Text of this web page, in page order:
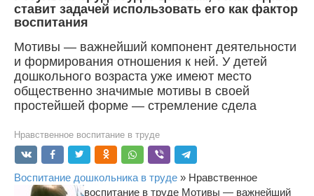
ставит задачей использовать его как фактор
воспитания
Мотивы — важнейший компонент деятельности
и формирования отношения к ней. У детей
дошкольного возраста уже имеют место
общественно значимые мотивы в своей
простейшей форме — стремление сдела
Нравственное воспитание в труде
Воспитание дошкольника в труде » Нравственное
воспитание в труде Мотивы — важнейший